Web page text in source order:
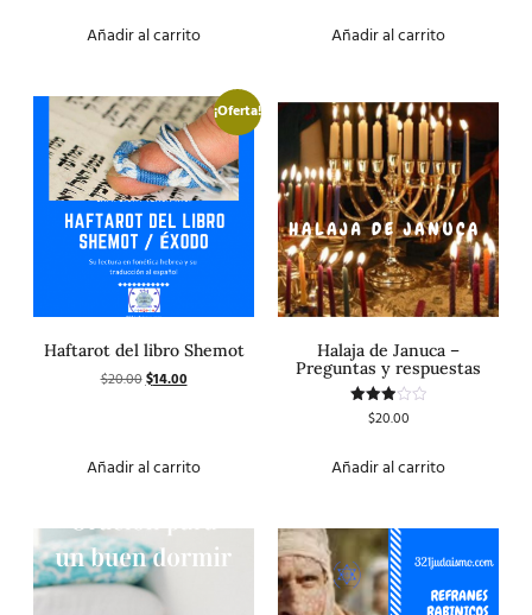
Añadir al carrito Añadir al carrito
¡Oferta!
Haftarot del libro Shemot
$20.00$14.00
Añadir al carrito
Halaja de Januca –
Preguntas y respuestas
Valorado
con
$20.00
Añadir al carrito